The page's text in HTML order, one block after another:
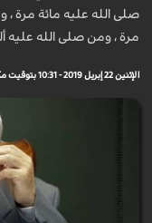
صلى الله عليه مائة مرة
مرة ، ومن صلى الله عليه
الإثنين 22 إبريل 2019 - 10:31 بتوقيت مكة